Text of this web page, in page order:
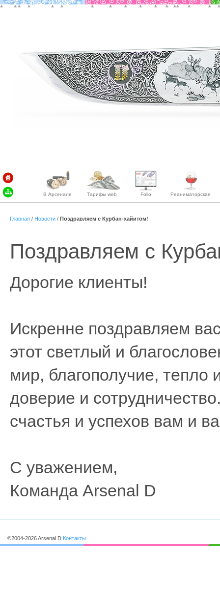
В Арсенале Тарифы web Folio Реаниматорская
Главная / Новости / Поздравляем с Курбан-хайитом!
Поздравляем с
Дорогие клиенты!
Искренне поздравляем
этот светлый и
мир, благополучие, тепло
доверие и
счастья и успехов вам и
С уважением,
Команда Arsenal D
©2004-2026 Arsenal D Контакты